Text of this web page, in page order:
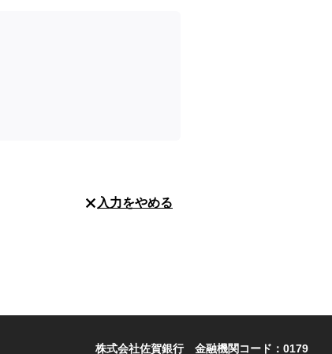
入力をやめる
株式会社佐賀銀行 金融機関コード：0179